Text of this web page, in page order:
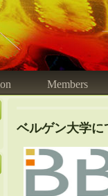
Members
ベルゲン大学